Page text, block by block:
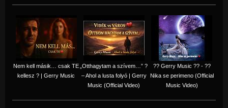
Nem kell másik… csak TE
kellesz ? | Gerry Music
„Otthagytam a szívem…” ?
– Ahol a lusta folyó | Gerry
Music (Official Video)
?? Gerry Music ?? - ??
Nika se perimeno (Official
Music Video)